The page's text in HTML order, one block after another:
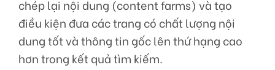
chép lại nội dung (content farms) và tạo
điều kiện đưa các trang có chất lượng nội
dung tốt và thông tin gốc lên thứ hạng cao
hơn trong kết quả tìm kiếm.